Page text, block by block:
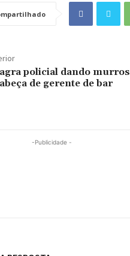
policial dando murros
de gerente de bar
-Publicidade -